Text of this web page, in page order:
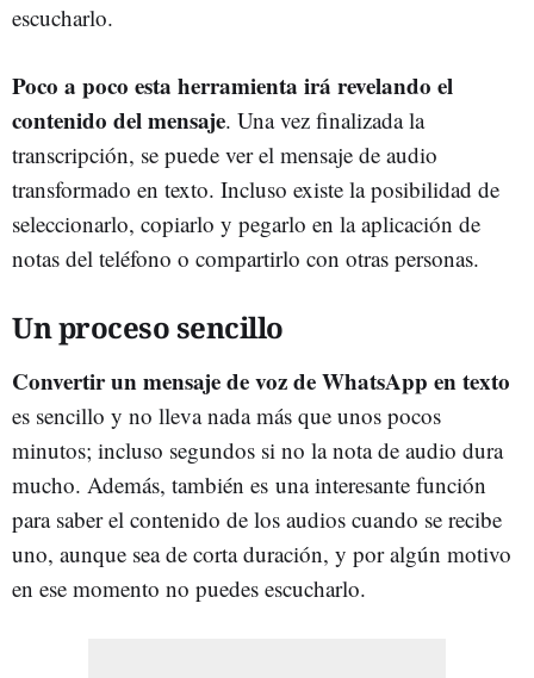
escucharlo.
Poco a poco esta herramienta irá revelando el
contenido del mensaje. Una vez finalizada la
transcripción, se puede ver el mensaje de audio
transformado en texto. Incluso existe la posibilidad de
seleccionarlo, copiarlo y pegarlo en la aplicación de
notas del teléfono o compartirlo con otras personas.
Un proceso sencillo
Convertir un mensaje de voz de WhatsApp en texto
es sencillo y no lleva nada más que unos pocos
minutos; incluso segundos si no la nota de audio dura
mucho. Además, también es una interesante función
para saber el contenido de los audios cuando se recibe
uno, aunque sea de corta duración, y por algún motivo
en ese momento no puedes escucharlo.